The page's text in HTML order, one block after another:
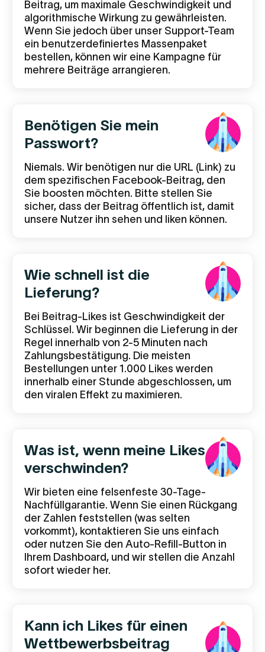
Beitrag, um maximale Geschwindigkeit und
algorithmische Wirkung zu gewährleisten.
Wenn Sie jedoch über unser Support-Team
ein benutzerdefiniertes Massenpaket
bestellen, können wir eine Kampagne für
mehrere Beiträge arrangieren.
Benötigen Sie mein
Passwort?
Niemals. Wir benötigen nur die URL (Link) zu
dem spezifischen Facebook-Beitrag, den
Sie boosten möchten. Bitte stellen Sie
sicher, dass der Beitrag öffentlich ist, damit
unsere Nutzer ihn sehen und liken können.
Wie schnell ist die
Lieferung?
Bei Beitrag-Likes ist Geschwindigkeit der
Schlüssel. Wir beginnen die Lieferung in der
Regel innerhalb von 2-5 Minuten nach
Zahlungsbestätigung. Die meisten
Bestellungen unter 1.000 Likes werden
innerhalb einer Stunde abgeschlossen, um
den viralen Effekt zu maximieren.
Was ist, wenn meine Likes
verschwinden?
Wir bieten eine felsenfeste 30-Tage-
Nachfüllgarantie. Wenn Sie einen Rückgang
der Zahlen feststellen (was selten
vorkommt), kontaktieren Sie uns einfach
oder nutzen Sie den Auto-Refill-Button in
Ihrem Dashboard, und wir stellen die Anzahl
sofort wieder her.
Kann ich Likes für einen
Wettbewerbsbeitrag